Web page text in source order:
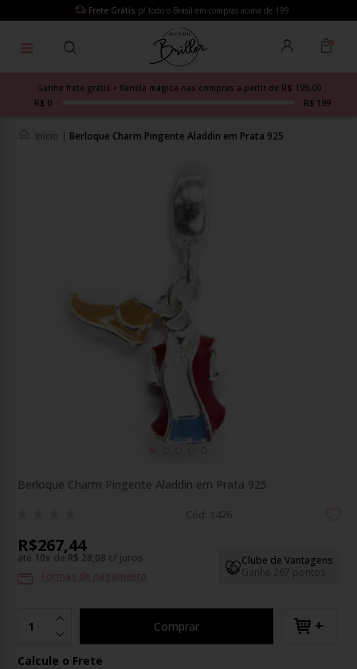
Frete Grátis p/ todo o Brasil em compras acima de 199
Ganhe frete grátis + flanela mágica nas compras a partir de R$ 199,00
R$ 0
R$ 199
Início | Berloque Charm Pingente Aladdin em Prata 925
Berloque Charm Pingente Aladdin em Prata 925
Cód: 1426
Clube de Vantagens
Ganhe 267 pontos
R$267,44
até 10x deR$ 28,08 c/ juros
Formas de pagamento
Comprar +
Calcule o Frete